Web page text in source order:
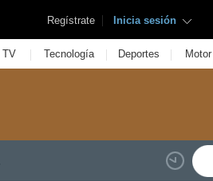
Regístrate | Inicia sesión
TV | Tecnología | Deportes | Motor